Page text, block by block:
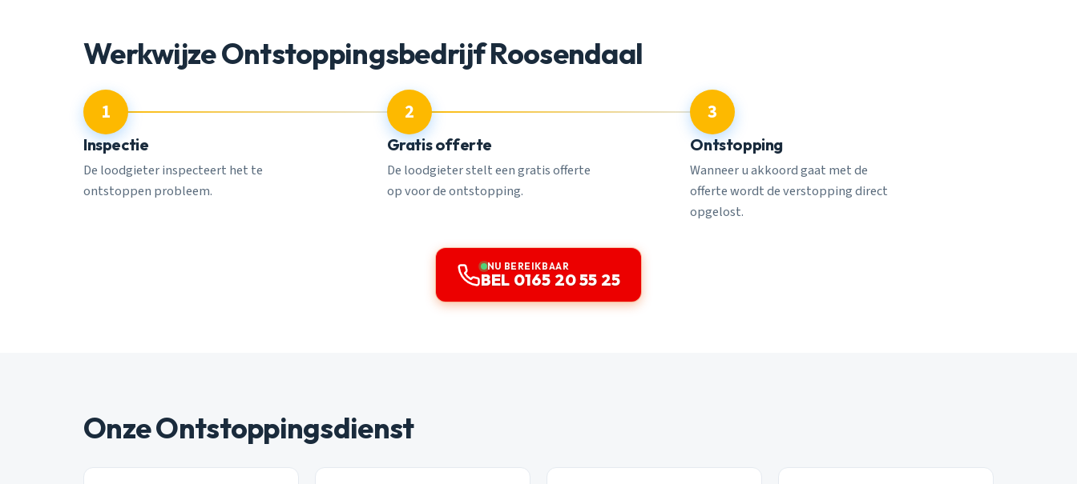
Werkwijze Ontstoppingsbedrijf Roosendaal
1
Inspectie
De loodgieter inspecteert het te
ontstoppen probleem.
2
Gratis offerte
De loodgieter stelt een gratis offerte
op voor de ontstopping.
3
Ontstopping
Wanneer u akkoord gaat met de
offerte wordt de verstopping direct
opgelost.
NU BEREIKBAAR
BEL 0165 20 55 25
Onze Ontstoppingsdienst